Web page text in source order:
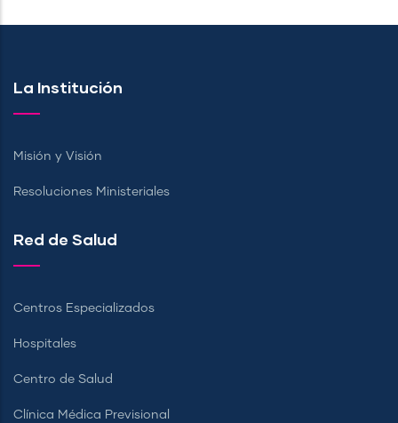
La Institución
Misión y Visión
Resoluciones Ministeriales
Red de Salud
Centros Especializados
Hospitales
Centro de Salud
Clínica Médica Previsional